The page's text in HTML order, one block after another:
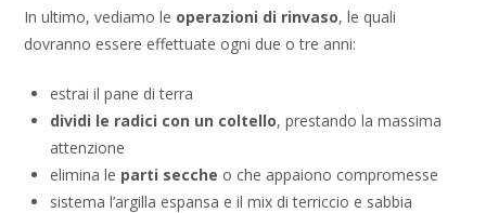
In ultimo, vediamo le operazioni di rinvaso, le quali
dovranno essere effettuate ogni due o tre anni:
estrai il pane di terra
dividi le radici con un coltello, prestando la massima
attenzione
elimina le parti secche o che appaiono compromesse
sistema l’argilla espansa e il mix di terriccio e sabbia